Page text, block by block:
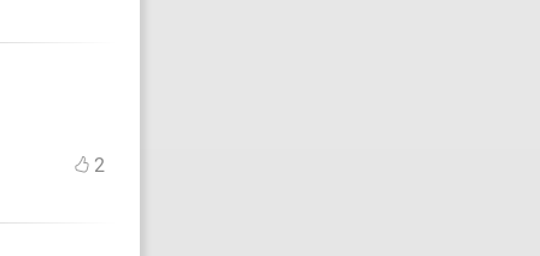
2